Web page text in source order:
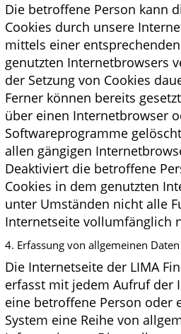
Die betroffene Person kann
Cookies durch unsere
mittels einer
genutzten Internetbrowsers
der Setzung von Cookies
Ferner können bereits
über einen Internetbrowser
Softwareprogramme
allen gängigen
Deaktiviert die betroffene
Cookies in dem genutzten
unter Umständen nicht alle
Internetseite vollumfänglich
4. Erfassung von allgemeinen
Die Internetseite der LIMA
erfasst mit jedem Aufruf der
eine betroffene Person oder
System eine Reihe von